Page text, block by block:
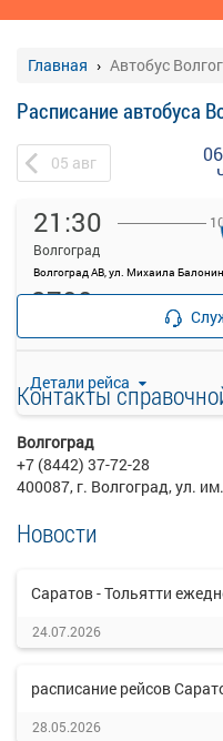
Главная Автобус
Расписание автобуса
05 авг
21:30
Волгоград
Детали рейса
2700
Контакты
Волгоград
+7 (8442) 37-72-28
400087, г. Волгоград, ул.
Новости
Саратов - Тольятти
24.07.2026
расписание рейсов
28.05.2026